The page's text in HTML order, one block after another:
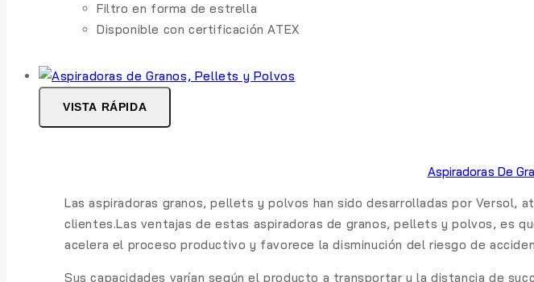
Filtro en forma de estrella
Disponible con certificación ATEX
VISTA RÁPIDA
Aspiradoras De
Las aspiradoras granos, pellets y polvos han sido desarrolladas por
clientes.Las ventajas de estas aspiradoras de granos, pellets y polvos, es
acelera el proceso productivo y favorece la disminución del riesgo de
Sus capacidades varían según el producto a transportar y la distancia de